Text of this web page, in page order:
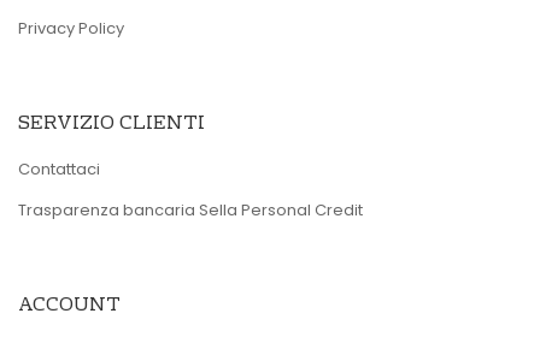
Privacy Policy
SERVIZIO CLIENTI
Contattaci
Trasparenza bancaria Sella Personal Credit
ACCOUNT